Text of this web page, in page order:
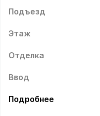
Подъезд
Этаж
Отделка
Ввод
Подробнее